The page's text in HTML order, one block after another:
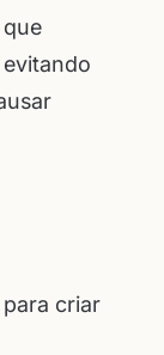
criar